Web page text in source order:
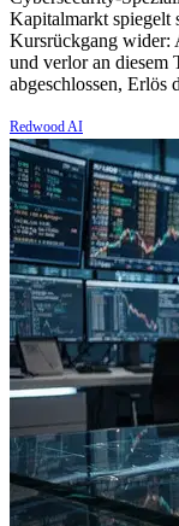
Kapitalmarkt spiegelt
Kursrückgang wider:
und verlor an diesem
abgeschlossen,
Redwood AI